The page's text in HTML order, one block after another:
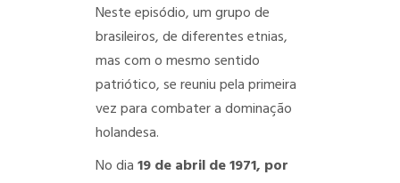
Neste episódio, um grupo de
brasileiros, de diferentes etnias,
mas com o mesmo sentido
patriótico, se reuniu pela primeira
vez para combater a dominação
holandesa.
No dia19 de abril de 1971, por